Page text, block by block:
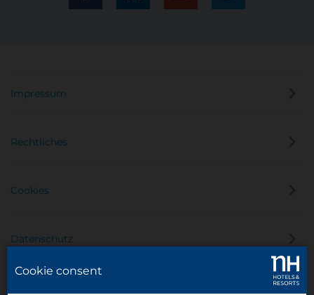
Impressum
Rechtliches
Cookies
Datenschutz
Cookie consent